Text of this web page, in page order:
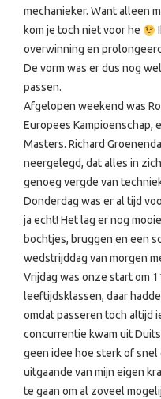
mechanieker. Want alleen
kom je toch niet voor he
overwinning en
De vorm was er dus nog
passen.
Afgelopen weekend was
Europees Kampioenschap,
Masters. Richard
neergelegd, dat alles in
genoeg vergde van
Donderdag was er al tijd
ja echt! Het lag er nog
bochtjes, bruggen en een
wedstrijddag van morgen
Vrijdag was onze start om
leeftijdsklassen, daar
omdat passeren toch altijd
concurrentie kwam uit
geen idee hoe sterk of snel
uitgaande van mijn eigen
te gaan om al zoveel